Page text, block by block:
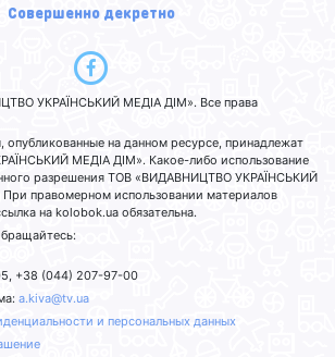
Совершенно декретно
УКРАЇНСЬКИЙ МЕДІА ДІМ». Все права
опубликованные на данном ресурсе, принадлежат
МЕДІА ДІМ». Какое-либо использование
разрешения ТОВ «ВИДАВНИЦТВО УКРАЇНСЬКИЙ
правомерном использовании материалов
на kolobok.ua обязательна.
+38 (044) 207-97-00
a.kiva@tv.ua
и персональных данных